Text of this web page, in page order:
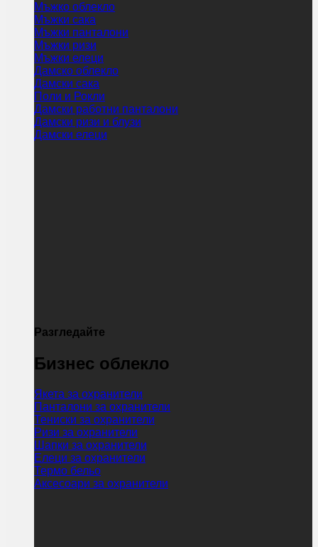
Мъжко облекло
Мъжки сака
Мъжки панталони
Мъжки ризи
Мъжки елеци
Дамско облекло
Дамски сака
Поли и Рокли
Дамски работни панталони
Дамски ризи и блузи
Дамски елеци
Разгледайте
Бизнес облекло
Якета за охранители
Панталони за охранители
Тениски за охранители
Ризи за охранители
Шапки за охранители
Елеци за охранители
Термо бельо
Аксесоари за охранители